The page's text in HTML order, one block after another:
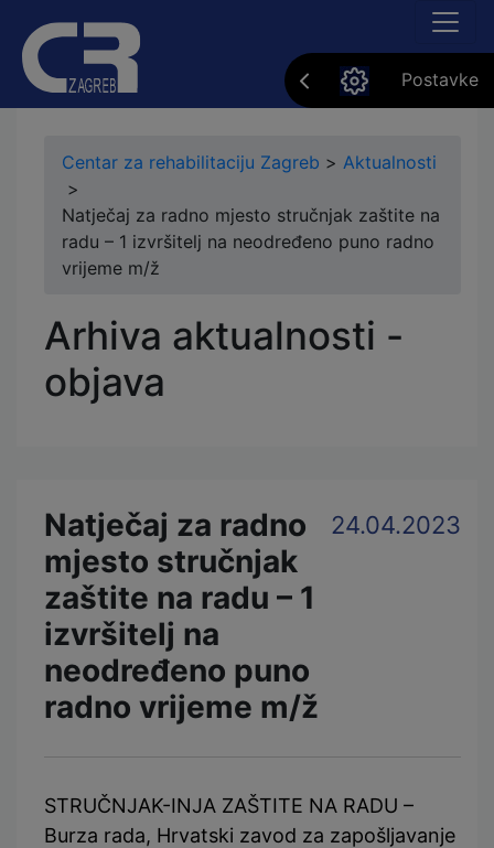
Postavke
Centar za rehabilitaciju Zagreb > Aktualnosti
>
Natječaj za radno mjesto stručnjak zaštite na
radu – 1 izvršitelj na neodređeno puno radno
vrijeme m/ž
Arhiva aktualnosti -
objava
Natječaj za radno
mjesto stručnjak
zaštite na radu – 1
izvršitelj na
neodređeno puno
radno vrijeme m/ž
24.04.2023
STRUČNJAK-INJA ZAŠTITE NA RADU –
Burza rada, Hrvatski zavod za zapošljavanje